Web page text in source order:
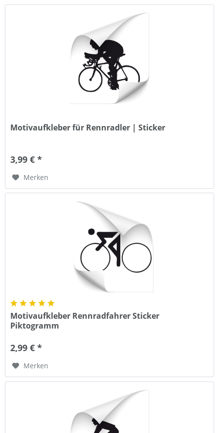
Motivaufkleber für Rennradler | Sticker
3,99 € *
Merken
Motivaufkleber Rennradfahrer Sticker
Piktogramm
2,99 € *
Merken